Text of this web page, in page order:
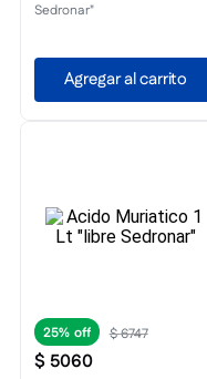
Sedronar"
Agregar al carrito
25% $6747
$5060